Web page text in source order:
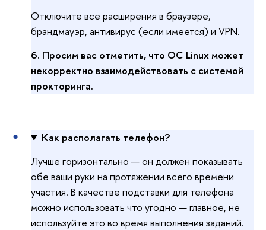
Отключите все расширения в браузере,
брандмауэр, антивирус (если имеется) и VPN.
6. Просим вас отметить, что ОС Linux может
некорректно взаимодействовать с системой
прокторинга.
Как располагать телефон?
Лучше горизонтально — он должен показывать
обе ваши руки на протяжении всего времени
участия. В качестве подставки для телефона
можно использовать что угодно — главное, не
используйте это во время выполнения заданий.